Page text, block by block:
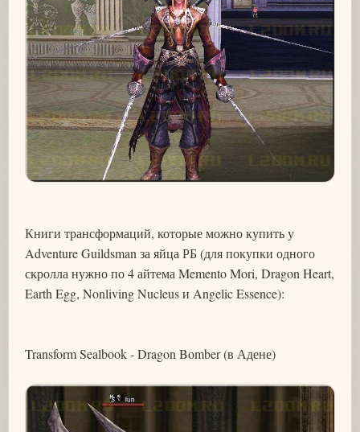
Книги трансформаций, которые можно купить у
Adventure Guildsman за яйца РБ (для покупки одного
скролла нужно по 4 айтема Memento Mori, Dragon Heart,
Earth Egg, Nonliving Nucleus и Angelic Essence):
Transform Sealbook - Dragon Bomber (в Адене)